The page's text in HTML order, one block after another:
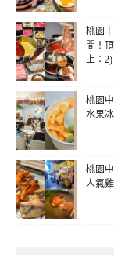
桃園
間！
上：2)
桃園
水果
桃園
人氣